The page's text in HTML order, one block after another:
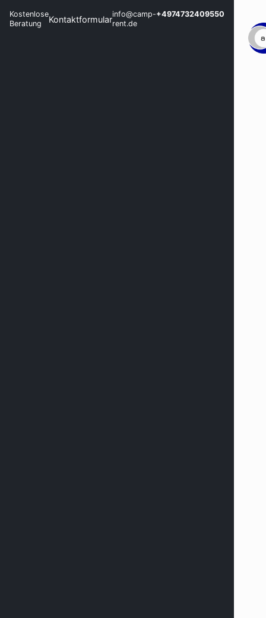
Kostenlose
Beratung
Kontaktformularinfo@camp-
rent.de
+4974732409550